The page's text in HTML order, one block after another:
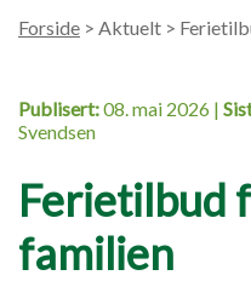
Forside > Aktuelt >
Publisert:08. mai 2026 |
Svendsen
Ferietilbud
familien